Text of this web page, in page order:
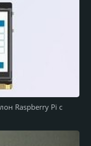
Raspberry Pi с